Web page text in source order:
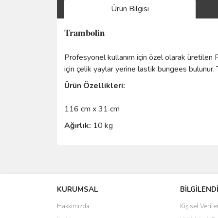
Ürün Bilgisi
Trambolin
Profesyonel kullanım için özel olarak üretilen
için çelik yaylar yerine lastik bungees bulunur.
Ürün Özellikleri:
116 cm x 31 cm
Ağırlık: 10 kg
Tahmini teslimat süremiz, siparişiniz kargo
KURUMSAL
Hakkımızda
Kişisel